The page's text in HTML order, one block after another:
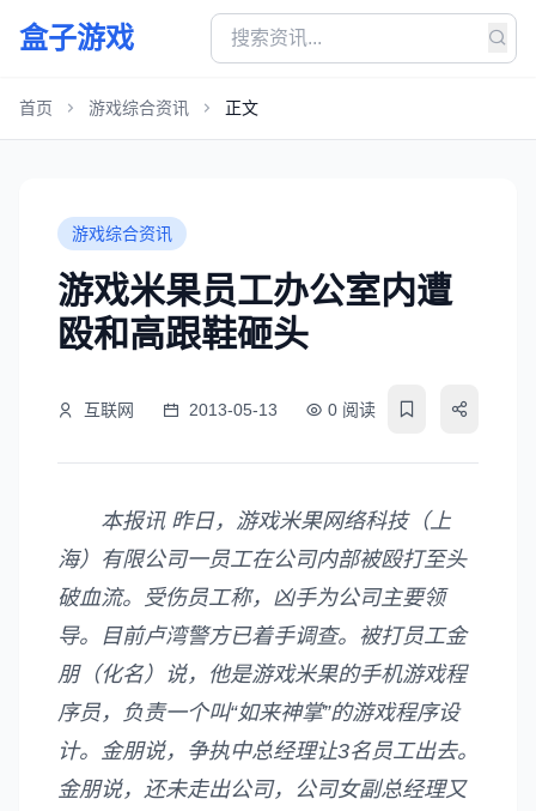
盒子游戏
首页 游戏综合资讯 正文
游戏综合资讯
游戏米果员工办公室内遭
殴和高跟鞋砸头
互联网 2013-05-13 0 阅读
本报讯 昨日，游戏米果网络科技（上
海）有限公司一员工在公司内部被殴打至头
破血流。受伤员工称，凶手为公司主要领
导。目前卢湾警方已着手调查。被打员工金
朋（化名）说，他是游戏米果的手机游戏程
序员，负责一个叫“如来神掌”的游戏程序设
计。金朋说，争执中总经理让3名员工出去。
金朋说，还未走出公司，公司女副总经理又